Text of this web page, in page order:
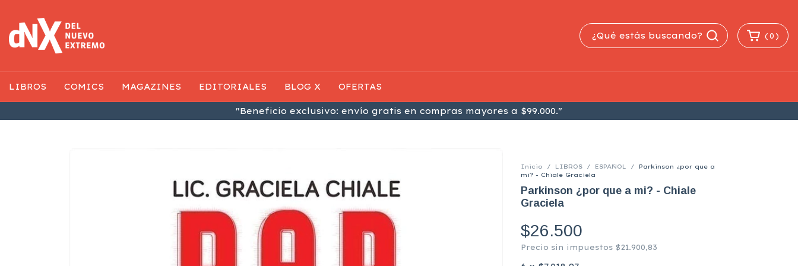
"Beneficio exclusivo: envío gratis en compras mayores a $99.000."
( 0 )
LIBROS COMICS MAGAZINES EDITORIALES BLOG X OFERTAS
Inicio / LIBROS / ESPAÑOL /
Parkinson ¿por que a
mi? - Chiale Graciela
Parkinson ¿por que a mi? - Chiale
Graciela
$26.500
Precio sin impuestos $21.900,83